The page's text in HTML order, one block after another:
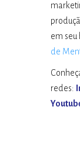
em seu
de
redes: